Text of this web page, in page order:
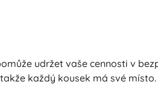
udržet vaše cennosti v
každý kousek má své místo.